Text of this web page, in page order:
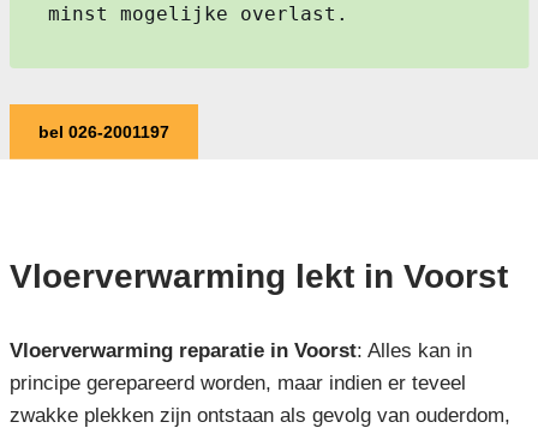
minst mogelijke overlast.
bel 026-2001197
Vloerverwarming lekt in Voorst
Vloerverwarming reparatie in Voorst: Alles kan in
principe gerepareerd worden, maar indien er teveel
zwakke plekken zijn ontstaan als gevolg van ouderdom,